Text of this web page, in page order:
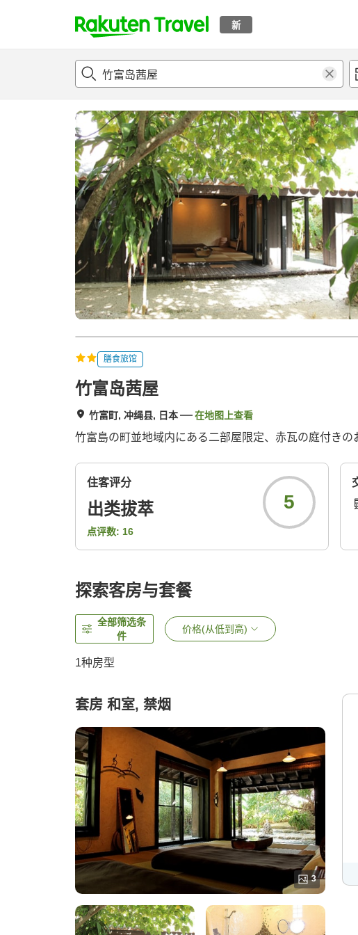
新
t
p
a
g
e
_
s
e
a
r
c
h
概况 客房及住宿套餐
膳食旅馆
竹富岛茜屋
竹富町, 冲绳县, 日本 在地图上查看
竹富島の町並地域内にある二部屋限定、赤瓦の庭付きの
住客评分
出类拔萃
点评数: 16
5
探索客房与套餐
全部筛选条
件
价格(从低到高)
1种房型
套房 和室, 禁烟
3